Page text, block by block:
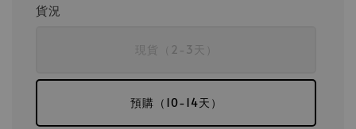
貨況
現貨（2-3天）
預購（10-14天）